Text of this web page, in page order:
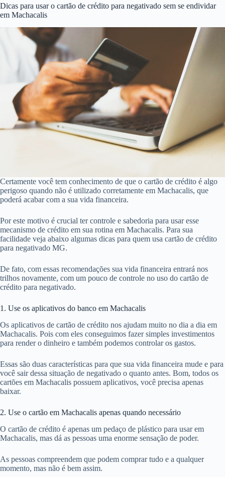
Dicas para usar o cartão de crédito para negativado sem se endividar
em Machacalis
Certamente você tem conhecimento de que o cartão de crédito é algo
perigoso quando não é utilizado corretamente em Machacalis, que
poderá acabar com a sua vida financeira.
Por este motivo é crucial ter controle e sabedoria para usar esse
mecanismo de crédito em sua rotina em Machacalis. Para sua
facilidade veja abaixo algumas dicas para quem usa cartão de crédito
para negativado MG.
De fato, com essas recomendações sua vida financeira entrará nos
trilhos novamente, com um pouco de controle no uso do cartão de
crédito para negativado.
1. Use os aplicativos do banco em Machacalis
Os aplicativos de cartão de crédito nos ajudam muito no dia a dia em
Machacalis. Pois com eles conseguimos fazer simples investimentos
para render o dinheiro e também podemos controlar os gastos.
Essas são duas características para que sua vida financeira mude e para
você sair dessa situação de negativado o quanto antes. Bom, todos os
cartões em Machacalis possuem aplicativos, você precisa apenas
baixar.
2. Use o cartão em Machacalis apenas quando necessário
O cartão de crédito é apenas um pedaço de plástico para usar em
Machacalis, mas dá as pessoas uma enorme sensação de poder.
As pessoas compreendem que podem comprar tudo e a qualquer
momento, mas não é bem assim.